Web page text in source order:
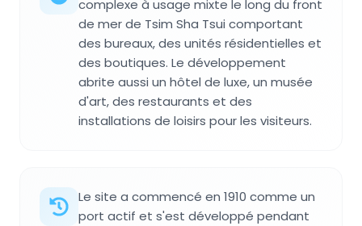
complexe à usage mixte le long du front
de mer de Tsim Sha Tsui comportant
des bureaux, des unités résidentielles et
des boutiques. Le développement
abrite aussi un hôtel de luxe, un musée
d'art, des restaurants et des
installations de loisirs pour les visiteurs.
Le site a commencé en 1910 comme un
port actif et s'est développé pendant